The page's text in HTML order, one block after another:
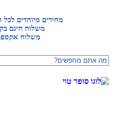
מחירים מיוחדים
משלוח חינם
משלוח